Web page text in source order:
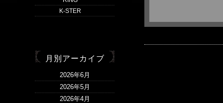
K-STER
月別アーカイブ
2026年6月
2026年5月
2026年4月